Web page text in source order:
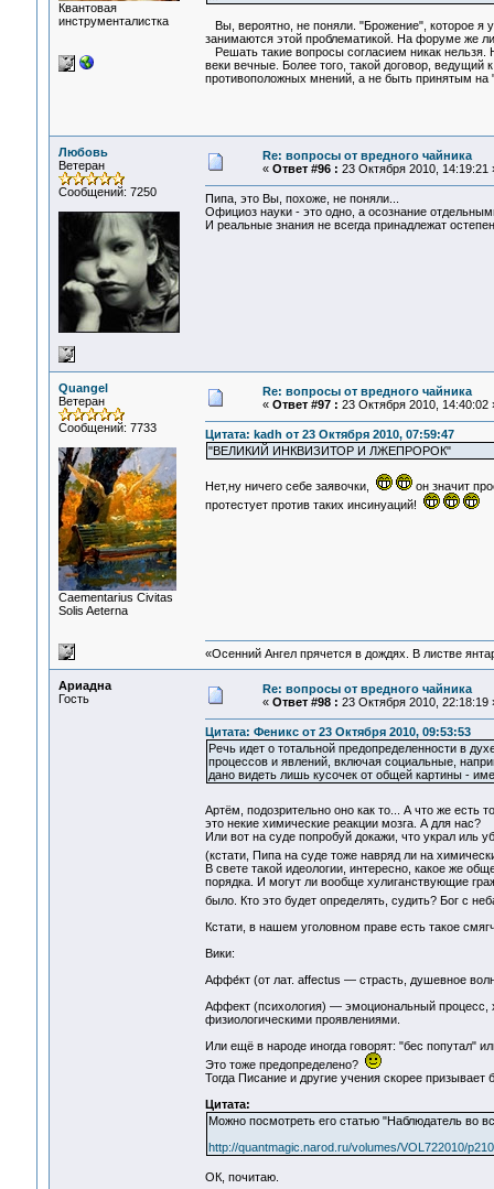
Квантовая
инструменталистка
Вы, вероятно, не поняли. "Брожение", которое
занимаются этой проблематикой. На форуме же
Решать такие вопросы согласием никак нельзя.
веки вечные. Более того, такой договор,
противоположных мнений, а не быть принятым на
Любовь
Ветеран
Сообщений: 7250
Re: вопросы от вредного чайника
« Ответ #96 : 23 Октября 2010, 14:19:21
Пипа, это Вы, похоже, не поняли...
Официоз науки - это одно, а осознание
И реальные знания не всегда принадлежат
Quangel
Ветеран
Сообщений: 7733
Сaementarius Civitas
Solis Aeterna
Re: вопросы от вредного чайника
« Ответ #97 : 23 Октября 2010, 14:40:02
Цитата: kadh от 23 Октября 2010, 07:59:47
"ВЕЛИКИЙ ИНКВИЗИТОР И ЛЖЕПРОРОК"
Нет,ну ничего себе заявочки,
он значит
протестует против таких инсинуаций!
«Осенний Ангел прячется в дождях. В листве
Ариадна
Гость
Re: вопросы от вредного чайника
« Ответ #98 : 23 Октября 2010, 22:18:19
Цитата: Феникс от 23 Октября 2010, 09:53:53
Речь идет о тотальной предопределенности в
процессов и явлений, включая социальные,
дано видеть лишь кусочек от общей картины -
Артём, подозрительно оно как то... А что же есть
это некие химические реакции мозга. А для нас?
Или вот на суде попробуй докажи, что украл иль
(кстати, Пипа на суде тоже навряд ли на
В свете такой идеологии, интересно, какое же
порядка. И могут ли вообще хулиганствующие
было. Кто это будет определять, судить? Бог с
Кстати, в нашем уголовном праве есть такое
Вики:
Аффе́кт (от лат. affectus — страсть, душевное
Аффект (психология) — эмоциональный процесс,
физиологическими проявлениями.
Или ещё в народе иногда говорят: "бес попутал"
Это тоже предопределено?
Тогда Писание и другие учения скорее
Цитата:
Можно посмотреть его статью "Наблюдатель во
http://quantmagic.narod.ru/volumes/VOL722010/
ОК, почитаю.